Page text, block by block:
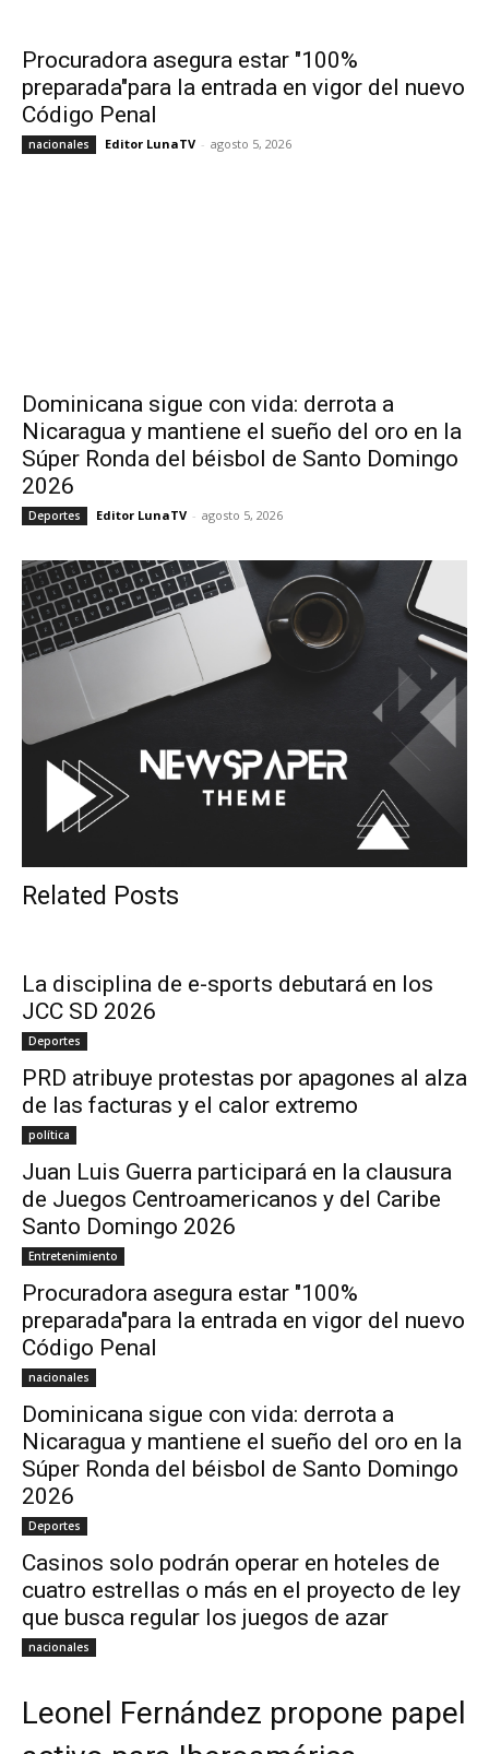
Procuradora asegura estar "100%
preparada"para la entrada en vigor del nuevo
Código Penal
nacionales Editor LunaTV - agosto 5, 2026
Dominicana sigue con vida: derrota a
Nicaragua y mantiene el sueño del oro en la
Súper Ronda del béisbol de Santo Domingo
2026
Deportes Editor LunaTV - agosto 5, 2026
Related Posts
La disciplina de e-sports debutará en los
JCC SD 2026
Deportes
PRD atribuye protestas por apagones al alza
de las facturas y el calor extremo
política
Juan Luis Guerra participará en la clausura
de Juegos Centroamericanos y del Caribe
Santo Domingo 2026
Entretenimiento
Procuradora asegura estar "100%
preparada"para la entrada en vigor del nuevo
Código Penal
nacionales
Dominicana sigue con vida: derrota a
Nicaragua y mantiene el sueño del oro en la
Súper Ronda del béisbol de Santo Domingo
2026
Deportes
Casinos solo podrán operar en hoteles de
cuatro estrellas o más en el proyecto de ley
que busca regular los juegos de azar
nacionales
Leonel Fernández propone papel